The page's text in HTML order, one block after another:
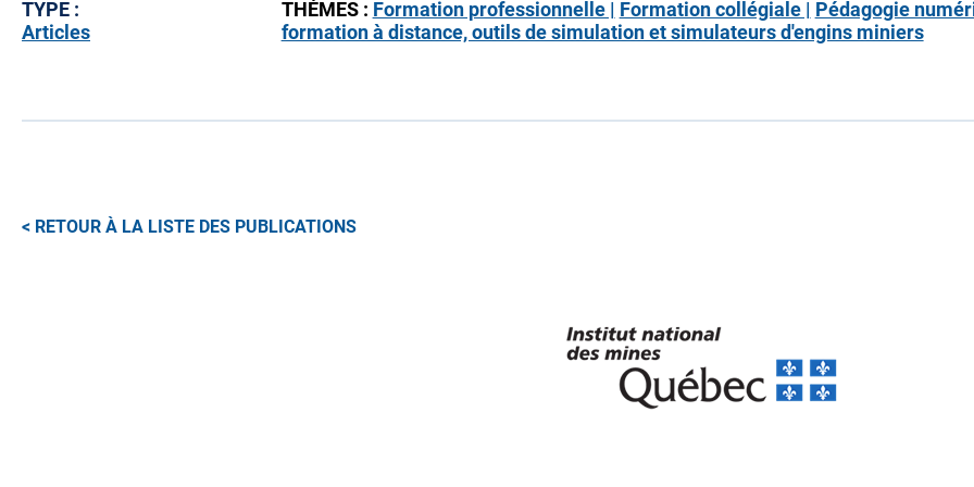
TYPE :
Articles
THÈMES : Formation professionnelle | Formation collégiale | Pédagogie
formation à distance, outils de simulation et simulateurs d'engins miniers
RETOUR À LA LISTE DES PUBLICATIONS